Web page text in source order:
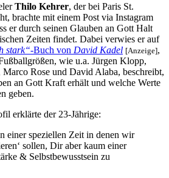
Thilo Kehrer, der bei Paris St.
brachte mit einem Post via Instagram
er durch seinen Glauben an Gott Halt
Zeiten findet. Dabei verwies er auf
stark“-Buch von David Kadel [Anzeige],
wie u.a. Jürgen Klopp,
Rose und David Alaba, beschreibt,
an Gott Kraft erhält und welche Werte
geben.
erklärte der 23-Jährige:
einer speziellen Zeit in denen wir
sollen, Dir aber kaum einer
& Selbstbewusstsein zu